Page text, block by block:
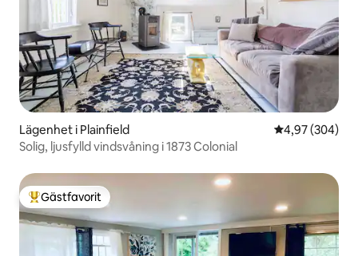
Lägenhet i Plainfield 4,97 av 5 i
4,97 (304)
Solig, ljusfylld vindsvåning i 1873 Colonial
Populär gästfavorit
Gästfavorit